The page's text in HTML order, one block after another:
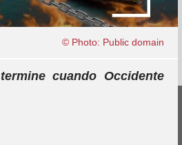
© Photo: Public domain
cuando Occidente